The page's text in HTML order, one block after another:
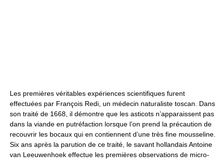
Les premières véritables expériences scientifiques furent
effectuées par François Redi, un médecin naturaliste toscan. Dans
son traité de 1668, il démontre que les asticots n’apparaissent pas
dans la viande en putréfaction lorsque l’on prend la précaution de
recouvrir les bocaux qui en contiennent d’une très fine mousseline.
Six ans après la parution de ce traité, le savant hollandais Antoine
van Leeuwenhoek effectue les premières observations de micro-